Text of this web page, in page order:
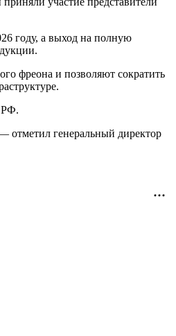
году, а выход на полную
фреона и позволяют сократить
РФ.
отметил генеральный директор